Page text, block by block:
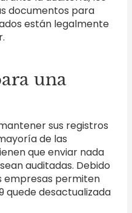
documentos para
están legalmente
una
sus registros
de las
que enviar nada
auditadas. Debido
empresas permiten
quede desactualizada